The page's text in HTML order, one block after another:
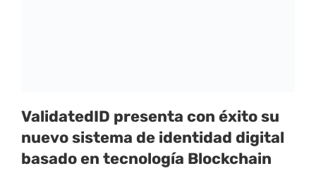
ValidatedID presenta con éxito su
nuevo sistema de identidad digital
basado en tecnología Blockchain